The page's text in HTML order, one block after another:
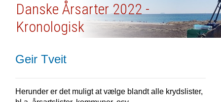
Danske Årsarter 2022 -
Kronologisk
Geir Tveit
Herunder er det muligt at vælge blandt alle krydslister,